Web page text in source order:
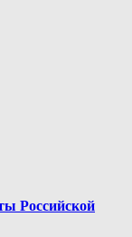
Российской